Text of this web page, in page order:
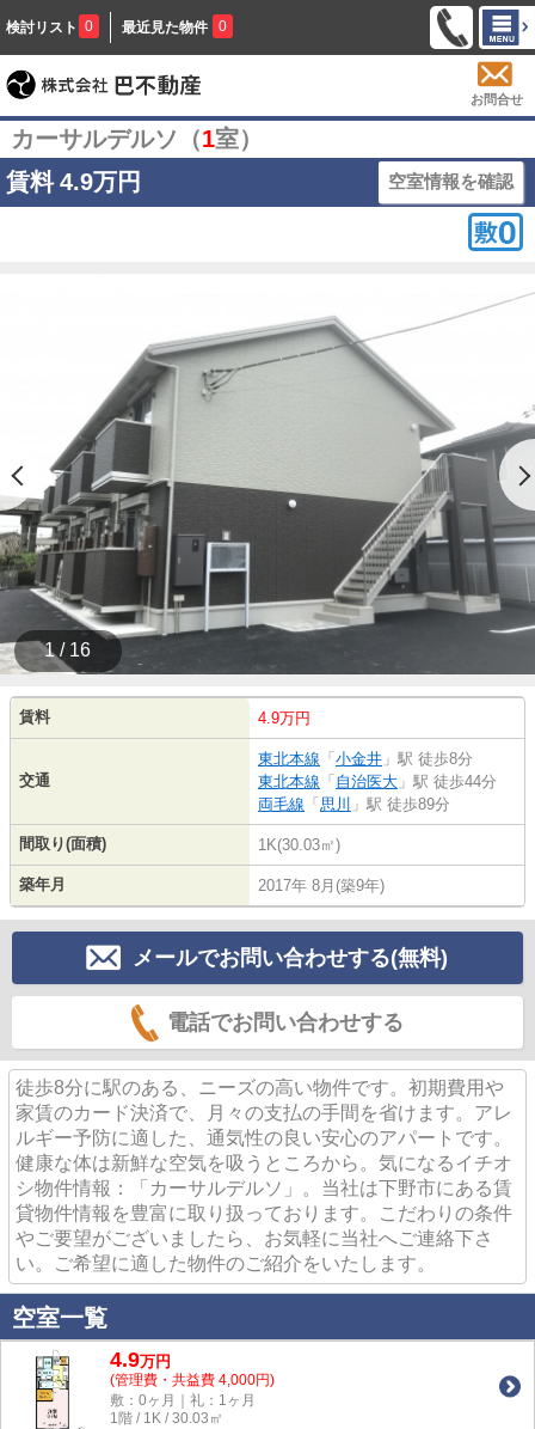
検討リスト 0 最近見た物件 0
お問合せ
カーサルデルソ（1室）
賃料 4.9万円 空室情報を確認
1 / 16
賃料 4.9万円
交通
東北本線 「 小金井 」駅 徒歩8分
東北本線 「 自治医大 」駅 徒歩44分
両毛線 「 思川 」駅 徒歩89分
間取り(面積) 1K(30.03㎡)
築年月 2017年 8月(築9年)
メールでお問い合わせする(無料)
電話でお問い合わせする
徒歩8分に駅のある、ニーズの高い物件です。初期費用や
家賃のカード決済で、月々の支払の手間を省けます。アレ
ルギー予防に適した、通気性の良い安心のアパートです。
健康な体は新鮮な空気を吸うところから。気になるイチオ
シ物件情報：「カーサルデルソ」。当社は下野市にある賃
貸物件情報を豊富に取り扱っております。こだわりの条件
やご要望がございましたら、お気軽に当社へご連絡下さ
い。ご希望に適した物件のご紹介をいたします。
空室一覧
4.9万円
(管理費・共益費 4,000円)
敷：0ヶ月｜礼：1ヶ月
1階 / 1K / 30.03㎡